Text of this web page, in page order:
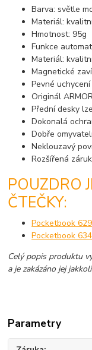
Barva: světle
Materiál:
Hmotnost: 95g
Funkce
Materiál:
Magnetické
Pevné
Originál
Přední desky
Dokonalá
Dobře
Neklouzavý
Rozšířená
POUZDRO
ČTEČKY:
Pocketbook
Pocketbook
Celý popis produktu
a je zakázáno jej
Parametry